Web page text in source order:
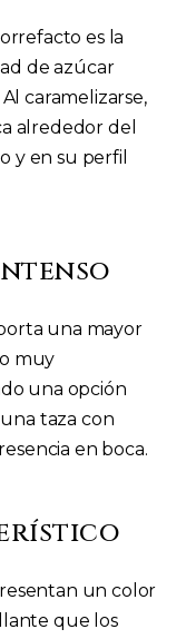
es la
de azúcar
caramelizarse,
alrededor del
y en su perfil
una mayor
muy
una opción
taza con
en boca.
un color
que los